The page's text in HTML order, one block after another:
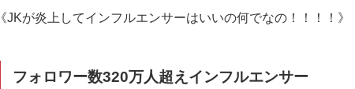
《JKが炎上してインフルエンサーはいいの何でなの！！！！》
フォロワー数320万人超えインフルエンサー